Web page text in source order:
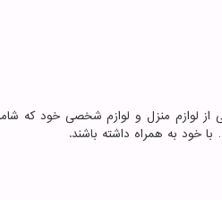
از لوازم منزل و لوازم شخصی خود که
خود به همراه داشته باشند.